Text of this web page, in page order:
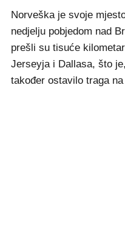
Norveška je svoje
nedjelju pobjedom nad
prešli su tisuće
Jerseyja i Dallasa, što
također ostavilo traga